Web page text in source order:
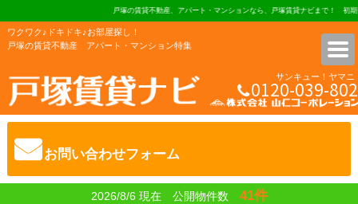
戸塚の賃貸不動産、アパート・マンションなら、戸塚賃貸ナビまで！ 初期費
ワクワク♪ドキドキ♪お部屋探し！
戸塚の賃貸不動産 アパート・マンション特集
株式会社 山仁コーポレーショ
サンキュー！ヤマニ
0120-039-802
お問い合わせフォーム
2026/8/6 現在 公開物件数 41件